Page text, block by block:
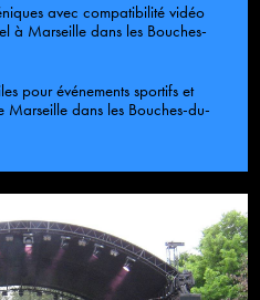
avec compatibilité vidéo
à Marseille dans les Bouches-
pour événements sportifs et
Marseille dans les Bouches-du-